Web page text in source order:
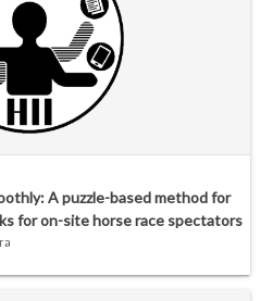
A puzzle-based method for
for on-site horse race spectators